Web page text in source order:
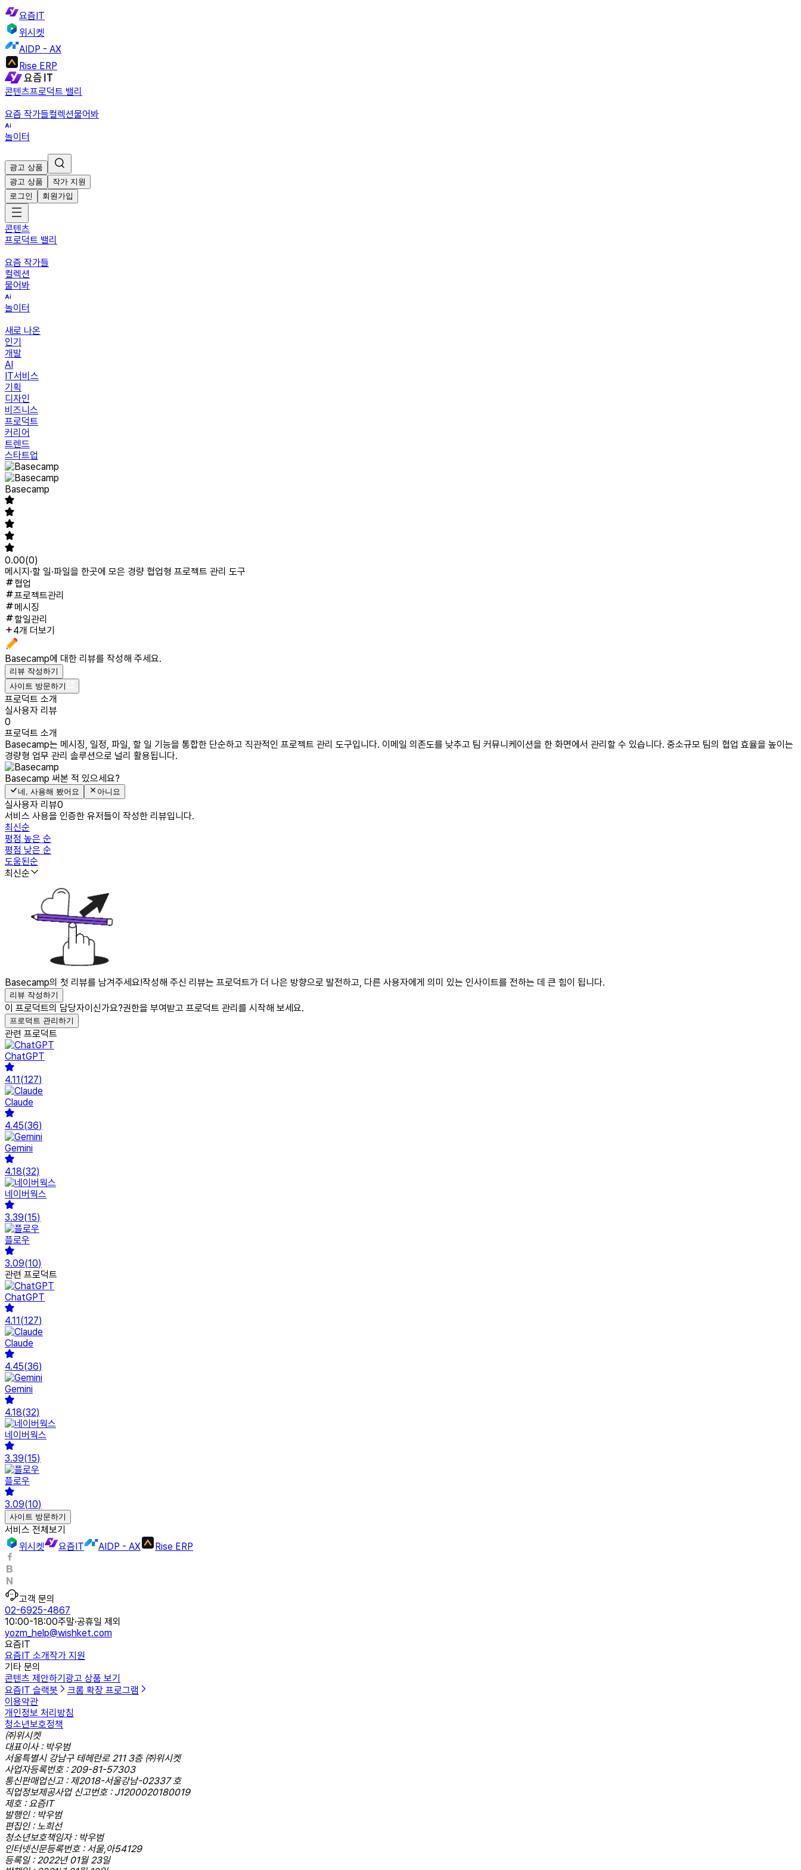
요즘IT
위시켓
AIDP - AX
Rise ERP
콘텐츠프로덕트 밸리
요즘 작가들컬렉션물어봐
놀이터
광고 상품
광고 상품
작가 지원
로그인
회원가입
콘텐츠
프로덕트 밸리
요즘 작가들
컬렉션
물어봐
놀이터
새로 나온
인기
개발
AI
IT서비스
기획
디자인
비즈니스
프로덕트
커리어
트렌드
스타트업
Basecamp
0.00(0)
메시지·할 일·파일을 한곳에 모은 경량 협업형 프로젝트 관리 도구
협업
프로젝트관리
메시징
할일관리
4개 더보기
Basecamp에 대한 리뷰를 작성해 주세요.
리뷰 작성하기
사이트 방문하기
프로덕트 소개
실사용자 리뷰
0
프로덕트 소개
Basecamp는 메시징, 일정, 파일, 할 일 기능을 통합한 단순하고 직관적인 프로젝트 관리 도구입니다. 이메일 의존도를 낮추고 팀 커뮤니케이션을 한 화면에서 관리할 수 있습니다. 중소규모 팀의 협업 효율을 높이는
경량형 업무 관리 솔루션으로 널리 활용됩니다.
Basecamp 써본 적 있으세요?
네, 사용해 봤어요 아니요
실사용자 리뷰0
서비스 사용을 인증한 유저들이 작성한 리뷰입니다.
최신순
평점 높은 순
평점 낮은 순
도움된순
최신순
Basecamp의 첫 리뷰를 남겨주세요!작성해 주신 리뷰는 프로덕트가 더 나은 방향으로 발전하고, 다른 사용자에게 의미 있는 인사이트를 전하는 데 큰 힘이 됩니다.
리뷰 작성하기
이 프로덕트의 담당자이신가요?권한을 부여받고 프로덕트 관리를 시작해 보세요.
프로덕트 관리하기
관련 프로덕트
ChatGPT
4.11(127)
Claude
4.45(36)
Gemini
4.18(32)
네이버웍스
3.39(15)
플로우
3.09(10)
관련 프로덕트
ChatGPT
4.11(127)
Claude
4.45(36)
Gemini
4.18(32)
네이버웍스
3.39(15)
플로우
3.09(10)
사이트 방문하기
서비스 전체보기
위시켓
요즘IT AIDP - AX Rise ERP
고객 문의
02-6925-4867
10:00-18:00주말·공휴일 제외
yozm_help@wishket.com
요즘IT
요즘IT 소개작가 지원
기타 문의
콘텐츠 제안하기광고 상품 보기
요즘IT 슬랙봇
크롬 확장 프로그램
이용약관
개인정보 처리방침
청소년보호정책
㈜위시켓
대표이사 : 박우범
서울특별시 강남구 테헤란로 211 3층 ㈜위시켓
사업자등록번호 : 209-81-57303
통신판매업신고 : 제2018-서울강남-02337 호
직업정보제공사업 신고번호 : J1200020180019
제호 : 요즘IT
발행인 : 박우범
편집인 : 노희선
청소년보호책임자 : 박우범
인터넷신문등록번호 : 서울,아54129
등록일 : 2022년 01월 23일